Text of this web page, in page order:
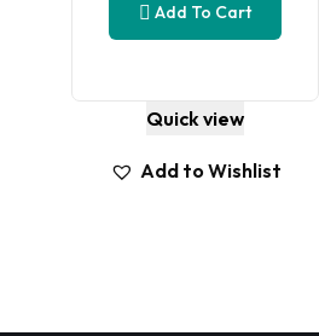
Add To Cart
Quick view
Add to Wishlist